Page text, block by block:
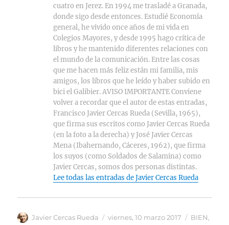
cuatro en Jerez. En 1994 me trasladé a Granada,
donde sigo desde entonces. Estudié Economía
general, he vivido once años de mi vida en
Colegios Mayores, y desde 1995 hago crítica de
libros y he mantenido diferentes relaciones con
el mundo de la comunicación. Entre las cosas
que me hacen más feliz están mi familia, mis
amigos, los libros que he leído y haber subido en
bici el Galibier. AVISO IMPORTANTE Conviene
volver a recordar que el autor de estas entradas,
Francisco Javier Cercas Rueda (Sevilla, 1965),
que firma sus escritos como Javier Cercas Rueda
(en la foto a la derecha) y José Javier Cercas
Mena (Ibahernando, Cáceres, 1962), que firma
los suyos (como Soldados de Salamina) como
Javier Cercas, somos dos personas distintas.
Lee todas las entradas de Javier Cercas Rueda
Autor
Javier Cercas Rueda
Publicado
viernes, 10 marzo 2017 Categorías
BIEN